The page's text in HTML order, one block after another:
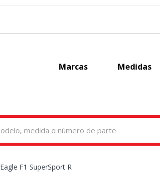
Marcas Medidas
Eagle F1 SuperSport R